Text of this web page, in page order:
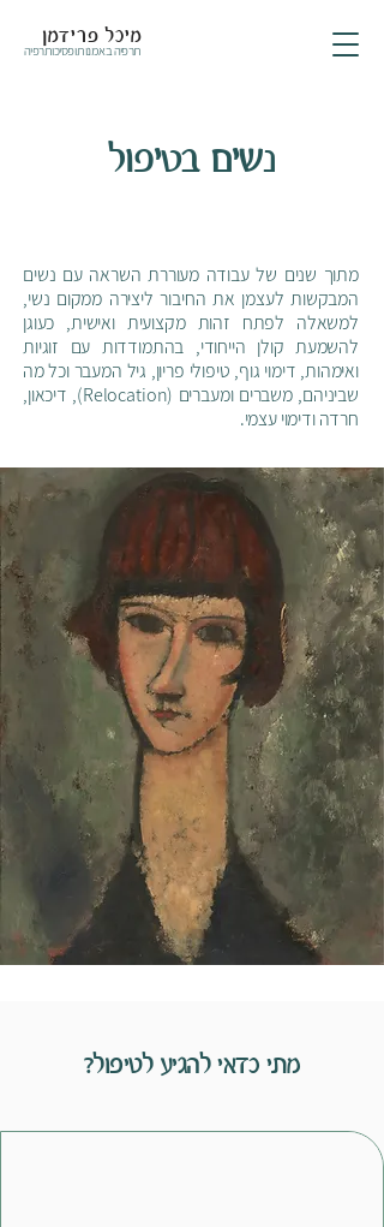
מיכל פרידמן
תרפיה באמנות ופסיכותרפיה
נשים בטיפול
מתוך שנים של עבודה מעוררת השראה עם נשים
המבקשות לעצמן את החיבור ליצירה ממקום נשי,
למשאלה לפתח זהות מקצועית ואישית, כעוגן
להשמעת קולן הייחודי, בהתמודדות עם זוגיות
ואימהות, דימוי גוף, טיפולי פריון, גיל המעבר וכל מה
שביניהם, משברים ומעברים (Relocation), דיכאון,
חרדה ודימוי עצמי.
מתי כדאי להגיע לטיפול?